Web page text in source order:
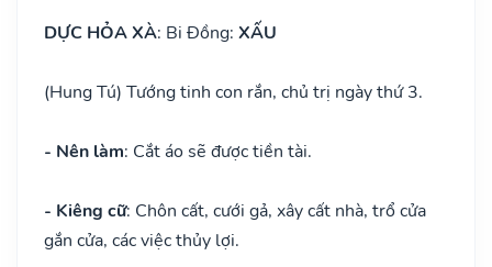
DỰC HỎA XÀ: Bi Đồng: XẤU
(Hung Tú) Tướng tinh con rắn, chủ trị ngày thứ 3.
- Nên làm: Cắt áo sẽ được tiền tài.
- Kiêng cữ: Chôn cất, cưới gả, xây cất nhà, trổ cửa
gắn cửa, các việc thủy lợi.